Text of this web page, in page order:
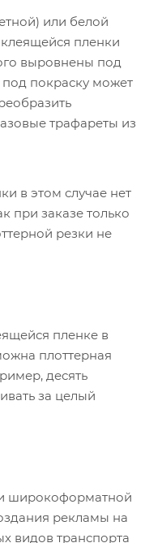
или белой
пленки
выровнены под
под покраску может
трафареты из
в этом случае нет
при заказе только
резки не
пленке в
плоттерная
десять
за целый
широкоформатной
рекламы на
видов транспорта